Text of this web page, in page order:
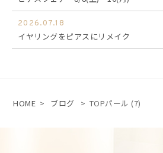
2026.07.18
イヤリングをピアスにリメイク
HOME > ブログ > TOPパール (7)